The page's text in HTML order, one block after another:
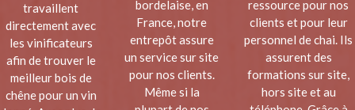
travaillent
directement avec
les vinificateurs
afin de trouver le
meilleur bois de
chêne pour un vin
bordelaise, en
France, notre
entrepôt assure
un service sur site
pour nos clients.
Même si la
ressource pour nos
clients et pour leur
personnel de chai. Ils
assurent des
formations sur site,
hors site et au